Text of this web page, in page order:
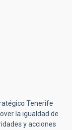
Tenerife
la igualdad de
y acciones